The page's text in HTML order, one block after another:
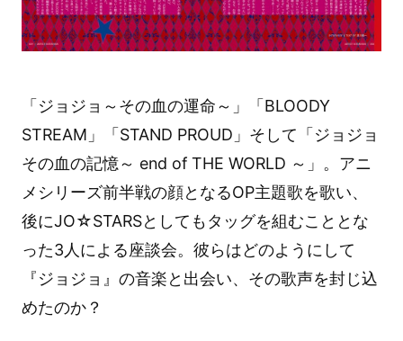
「ジョジョ～その血の運命～」「BLOODY
STREAM」「STAND PROUD」そして「ジョジョ
その血の記憶～ end of THE WORLD ～」。アニ
メシリーズ前半戦の顔となるOP主題歌を歌い、
後にJO☆STARSとしてもタッグを組むこととな
った3人による座談会。彼らはどのようにして
『ジョジョ』の音楽と出会い、その歌声を封じ込
めたのか？